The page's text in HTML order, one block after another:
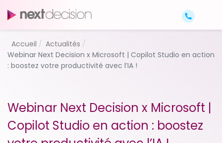
Accueil
Actualités
Webinar Next Decision x Microsoft | Copilot Studio en action
: boostez votre productivité avec l’IA !
Webinar Next Decision x Microsoft |
Copilot Studio en action : boostez